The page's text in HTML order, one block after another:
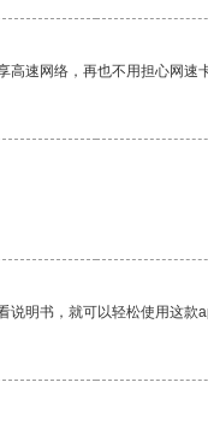
速网络，再也不用担心网
明书，就可以轻松使用这款